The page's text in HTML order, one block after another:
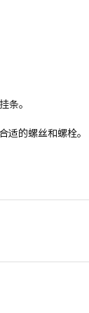
条。
的螺丝和螺栓。